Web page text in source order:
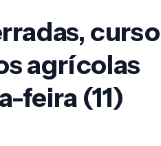
curso
agrícolas
feira (11)